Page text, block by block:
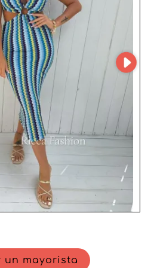
producto en el centro de sus
modernas y una logística
ofrece a los profesionales de la
añadido y una oportunidad
en Ricca
su catálogo con piezas
diseñadas para
y rendimiento
un mayorista